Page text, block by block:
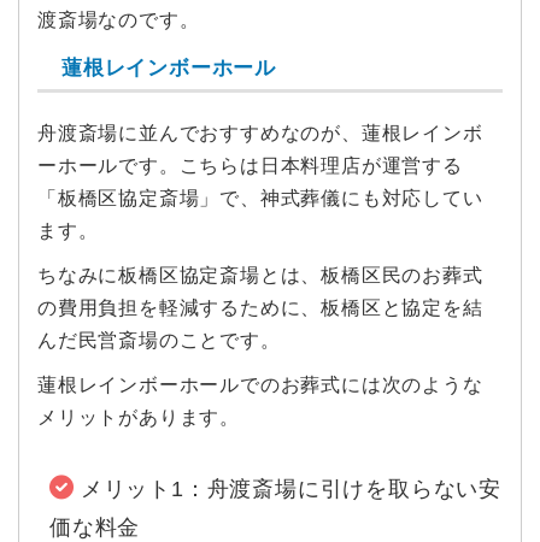
渡斎場なのです。
蓮根レインボーホール
舟渡斎場に並んでおすすめなのが、蓮根レインボ
ーホールです。こちらは日本料理店が運営する
「板橋区協定斎場」で、神式葬儀にも対応してい
ます。
ちなみに板橋区協定斎場とは、板橋区民のお葬式
の費用負担を軽減するために、板橋区と協定を結
んだ民営斎場のことです。
蓮根レインボーホールでのお葬式には次のような
メリットがあります。
メリット1：舟渡斎場に引けを取らない安
価な料金